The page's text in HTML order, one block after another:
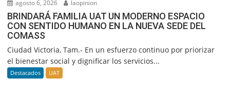
agosto 6, 2026 laopinion
BRINDARÁ FAMILIA UAT UN MODERNO ESPACIO
CON SENTIDO HUMANO EN LA NUEVA SEDE DEL
COMASS
Ciudad Victoria, Tam.- En un esfuerzo continuo por priorizar
el bienestar social y dignificar los servicios...
Destacados UAT